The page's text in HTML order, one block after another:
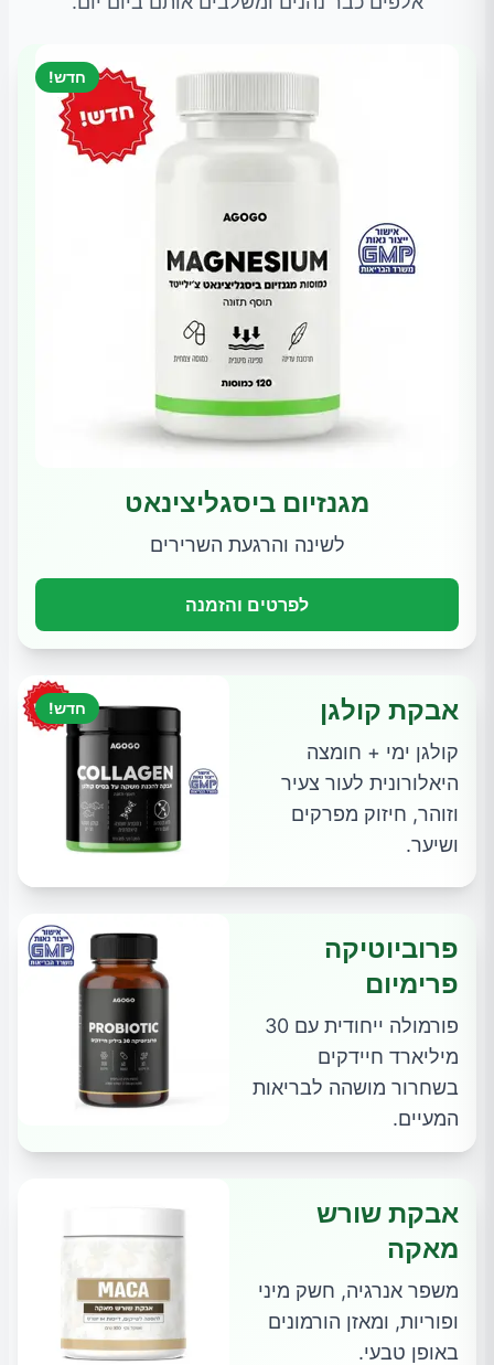
חדש!
מגנזיום ביסגליצינאט
לשינה והרגעת השרירים
לפרטים והזמנה
חדש! אבקת קולגן
קולגן ימי + חומצה
היאלורונית לעור צעיר
וזוהר, חיזוק מפרקים
ושיער.
פרוביוטיקה
פרימיום
פורמולה ייחודית עם 30
מיליארד חיידקים
בשחרור מושהה לבריאות
המעיים.
אבקת שורש
מאקה
משפר אנרגיה, חשק מיני
ופוריות, ומאזן הורמונים
באופן טבעי.